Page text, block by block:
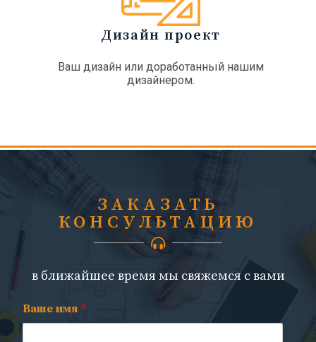
Дизайн проект
Ваш дизайн или доработанный нашим
дизайнером.
ЗАКАЗАТЬ
КОНСУЛЬТАЦИЮ
в ближайшее время мы свяжемся с вами
Ваше имя *